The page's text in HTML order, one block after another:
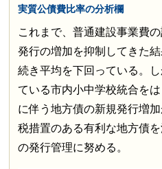
実質公債費比率の分析欄
これまで、普通建設事業費
発行の増加を抑制してきた
続き平均を下回っている。
ている市内小中学校統合を
に伴う地方債の新規発行増
税措置のある有利な地方債
の発行管理に努める。